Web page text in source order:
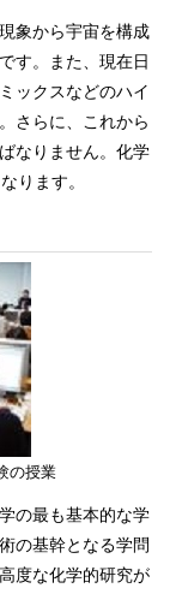
象から宇宙を構成
す。また、現在日
ックスなどのハイ
さらに、これから
なりません。化学
ります。
の授業
の最も基本的な学
の基幹となる学問
度な化学的研究が